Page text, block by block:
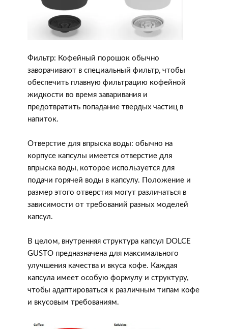
Фильтр: Кофейный порошок обычно
заворачивают в специальный фильтр, чтобы
обеспечить плавную фильтрацию кофейной
жидкости во время заваривания и
предотвратить попадание твердых частиц в
напиток.
Отверстие для впрыска воды: обычно на
корпусе капсулы имеется отверстие для
впрыска воды, которое используется для
подачи горячей воды в капсулу. Положение и
размер этого отверстия могут различаться в
зависимости от требований разных моделей
капсул.
В целом, внутренняя структура капсул DOLCE
GUSTO предназначена для максимального
улучшения качества и вкуса кофе. Каждая
капсула имеет особую формулу и структуру,
чтобы адаптироваться к различным типам кофе
и вкусовым требованиям.